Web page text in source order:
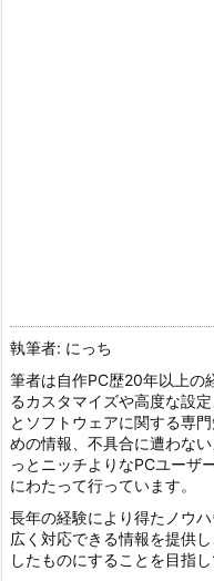
執筆者: にっち
筆者は自作PC歴20年以上の
るカスタマイズや高度な設
とソフトウェアに関する専
めの情報、不具合に遭わな
っとニッチよりなPCユーザ
にわたって行っています。
長年の経験により得たノウ
広く対応できる情報を提供
したものにすることを目指し